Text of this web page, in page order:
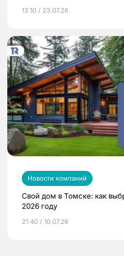
13:10 / 23.07.26
Новости компаний
Свой дом в Томске: как
2026 году
21:40 / 10.07.26